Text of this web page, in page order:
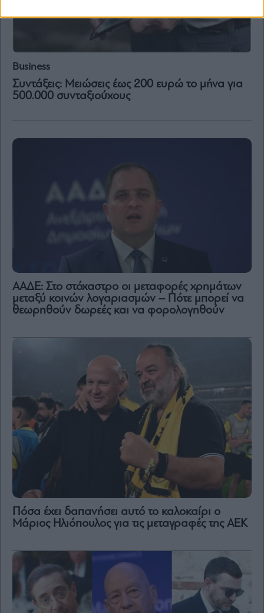
Business
Συντάξεις: Μειώσεις έως 200 ευρώ το μήνα για
500.000 συνταξιούχους
ΑΑΔΕ: Στο στόχαστρο οι μεταφορές χρημάτων
μεταξύ κοινών λογαριασμών – Πότε μπορεί να
θεωρηθούν δωρεές και να φορολογηθούν
Πόσα έχει δαπανήσει αυτό το καλοκαίρι ο
Μάριος Ηλιόπουλος για τις μεταγραφές της ΑΕΚ